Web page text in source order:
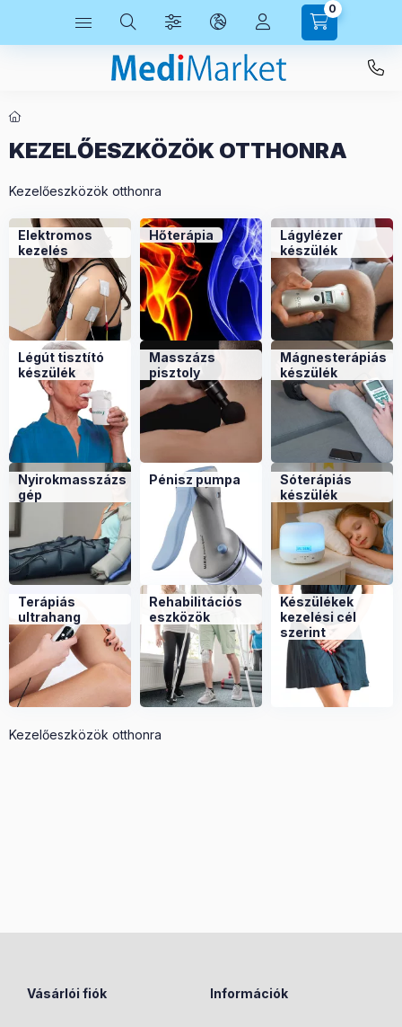
0
KEZELŐESZKÖZÖK OTTHONRA
Kezelőeszközök otthonra
Elektromos
kezelés
Hőterápia
Lágylézer
készülék
Légút tisztító
készülék
Masszázs
pisztoly
Mágnesterápiás
készülék
Nyirokmasszázs
gép
Pénisz pumpa
Sóterápiás
készülék
Terápiás
ultrahang
Rehabilitációs
eszközök
Készülékek
kezelési cél
szerint
Kezelőeszközök otthonra
Vásárlói fiók Információk